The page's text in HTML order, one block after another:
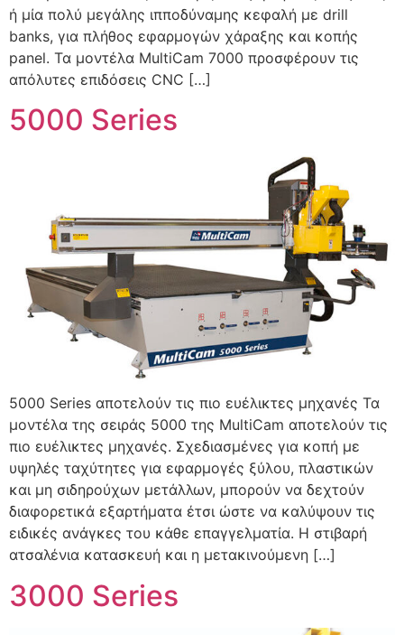
ή μία πολύ μεγάλης ιπποδύναμης κεφαλή με drill
banks, για πλήθος εφαρμογών χάραξης και κοπής
panel. Τα μοντέλα MultiCam 7000 προσφέρουν τις
απόλυτες επιδόσεις CNC […]
5000 Series
5000 Series αποτελούν τις πιο ευέλικτες μηχανές Τα
μοντέλα της σειράς 5000 της MultiCam αποτελούν τις
πιο ευέλικτες μηχανές. Σχεδιασμένες για κοπή με
υψηλές ταχύτητες για εφαρμογές ξύλου, πλαστικών
και μη σιδηρούχων μετάλλων, μπορούν να δεχτούν
διαφορετικά εξαρτήματα έτσι ώστε να καλύψουν τις
ειδικές ανάγκες του κάθε επαγγελματία. Η στιβαρή
ατσαλένια κατασκευή και η μετακινούμενη […]
3000 Series